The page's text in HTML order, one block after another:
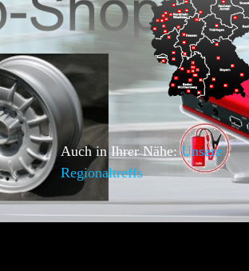
Auch in Ihrer Nähe:Unsere
Regionaltreffs